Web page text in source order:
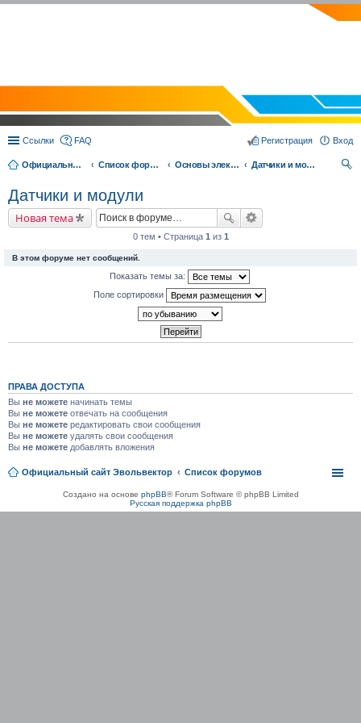
Ссылки FAQ Вход
Регистрация
Официальный сайт Эвольвектор Список форумов Основы электроники и робототехники
Датчики и модули
Датчики и модули
Новая тема
0 тем • Страница 1 из 1
В этом форуме нет сообщений.
Показать темы за:
Поле сортировки
ПРАВА ДОСТУПА
Вы не можете начинать темы
Вы не можете отвечать на сообщения
Вы не можете редактировать свои сообщения
Вы не можете удалять свои сообщения
Вы не можете добавлять вложения
Официальный сайт Эвольвектор Список форумов
Создано на основе phpBB® Forum Software © phpBB Limited
Русская поддержка phpBB